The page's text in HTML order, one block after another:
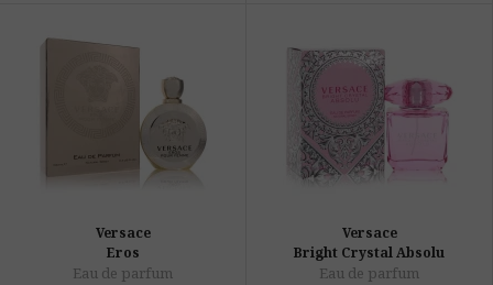
Versace
Eros
Eau de parfum
Versace
Bright Crystal Absolu
Eau de parfum